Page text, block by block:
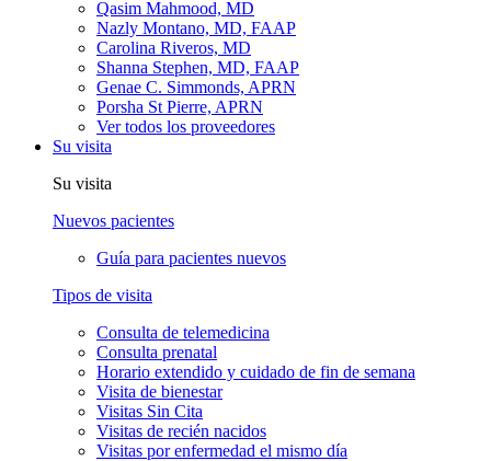
Qasim Mahmood, MD
Nazly Montano, MD, FAAP
Carolina Riveros, MD
Shanna Stephen, MD, FAAP
Genae C. Simmonds, APRN
Porsha St Pierre, APRN
Ver todos los proveedores
Su visita
Su visita
Nuevos pacientes
Guía para pacientes nuevos
Tipos de visita
Consulta de telemedicina
Consulta prenatal
Horario extendido y cuidado de fin de semana
Visita de bienestar
Visitas Sin Cita
Visitas de recién nacidos
Visitas por enfermedad el mismo día